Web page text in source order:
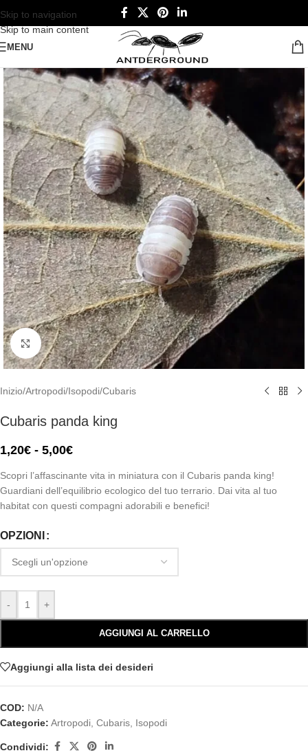
Skip to navigation
Skip to main content
MENU
Click to enlarge
Inizio/Artropodi/Isopodi/Cubaris
Cubaris panda king
1,20€ - 5,00€
Scopri l’affascinante vita in miniatura con il Cubaris panda king!
Guardiani dell’equilibrio ecologico del tuo terrario. Dai vita al tuo
habitat con questi compagni adorabili e benefici!
OPZIONI
- +
AGGIUNGI AL CARRELLO
Aggiungi alla lista dei desideri
COD: N/A
Categorie: Artropodi Cubaris Isopodi
Condividi: